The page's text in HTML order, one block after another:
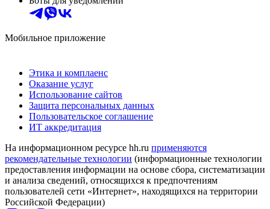
Мобильное приложение
Этика и комплаенс
Оказание услуг
Использование сайтов
Защита персональных данных
Пользовательское соглашение
ИТ аккредитация
На информационном ресурсе hh.ru применяются
рекомендательные технологии (информационные технологии
предоставления информации на основе сбора, систематизации
и анализа сведений, относящихся к предпочтениям
пользователей сети «Интернет», находящихся на территории
Российской Федерации)